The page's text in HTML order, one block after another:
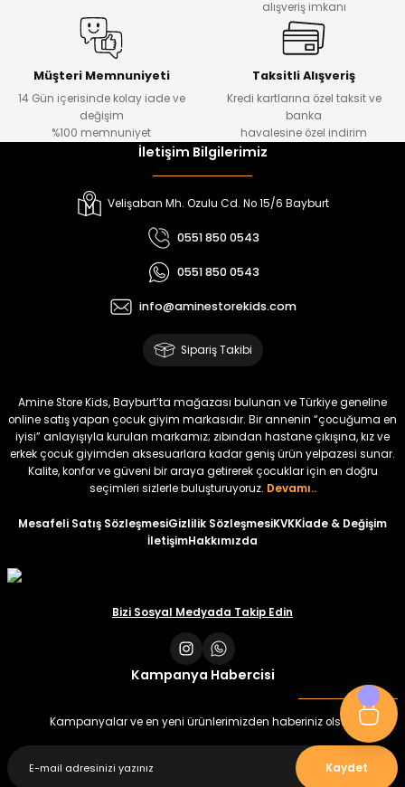
Urban Kız Çocuk Süveterli Tunik Gömlek Navi Kız Çocuk Kot Pantolon
₺ 650
Melra Kız Çocuk Kot Pantolon
%15
Tivon Kız Çocuk 3’lü Takım
₺ 2.340
Koren Kız Çocuk ve Bebek Tayt
₺ 320
₺ 250
Yeni
Koren Kız Çocuk ve Bebek Tayt
₺ 320
₺ 250
%22
Koren Kız Çocuk ve Bebek Tayt
₺ 250
%22
Koren Kız Çocuk ve Bebek Tayt
₺ 320
alışveriş imkanı
Müşteri Memnuniyeti
14 Gün içerisinde kolay iade ve
değişim
%100 memnuniyet
Taksitli Alışveriş
Kredi kartlarına özel taksit ve
banka
havalesine özel indirim
İletişim Bilgilerimiz
Velişaban Mh. Ozulu Cd. No 15/6 Bayburt
0551 850 0543
0551 850 0543
info@aminestorekids.com
Sipariş Takibi
Amine Store Kids, Bayburt’ta mağazası bulunan ve Türkiye geneline
online satış yapan çocuk giyim markasıdır. Bir annenin “çocuğuma en
iyisi” anlayışıyla kurulan markamız; zıbından hastane çıkışına, kız ve
erkek çocuk giyimden aksesuarlara kadar geniş ürün yelpazesi sunar.
Kalite, konfor ve güveni bir araya getirerek çocuklar için en doğru
seçimleri sizlerle buluşturuyoruz. Devamı..
Mesafeli Satış SözleşmesiGizlilik SözleşmesiKVKKİade & Değişim
İletişimHakkımızda
Bizi Sosyal Medyada Takip Edin
Kampanya Habercisi
Kampanyalar ve en yeni ürünlerimizden haberiniz olsun
Kaydet